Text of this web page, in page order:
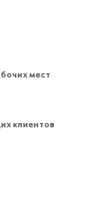
мест
клиентов